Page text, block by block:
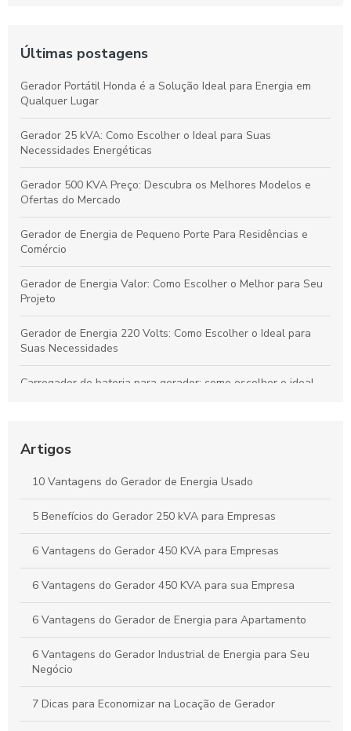
Últimas postagens
Gerador Portátil Honda é a Solução Ideal para Energia em
Qualquer Lugar
Gerador 25 kVA: Como Escolher o Ideal para Suas
Necessidades Energéticas
Gerador 500 KVA Preço: Descubra os Melhores Modelos e
Ofertas do Mercado
Gerador de Energia de Pequeno Porte Para Residências e
Comércio
Gerador de Energia Valor: Como Escolher o Melhor para Seu
Projeto
Gerador de Energia 220 Volts: Como Escolher o Ideal para
Suas Necessidades
Carregador de bateria para gerador: como escolher o ideal
Ideal
Locação de Gerador Preço: Descubra O Que Influencia os
Custos e Como Economizar
Grupo Gerador Stemac: Potência e Confiabilidade para Seu
Negócio
Artigos
10 Vantagens do Gerador de Energia Usado
5 Benefícios do Gerador 250 kVA para Empresas
6 Vantagens do Gerador 450 KVA para Empresas
6 Vantagens do Gerador 450 KVA para sua Empresa
6 Vantagens do Gerador de Energia para Apartamento
6 Vantagens do Gerador Industrial de Energia para Seu
Negócio
7 Dicas para Economizar na Locação de Gerador